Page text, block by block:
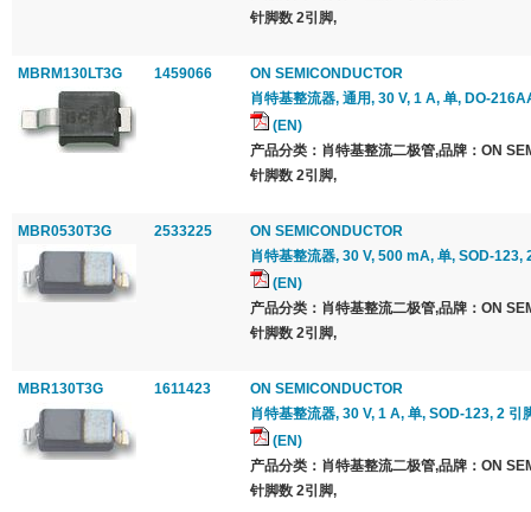
针脚数 2引脚,
MBRM130LT3G 1459066
ON SEMICONDUCTOR
肖特基整流器, 通用, 30 V, 1 A, 单, DO-
(EN)
产品分类：肖特基整流二极管,品牌：ON
针脚数 2引脚,
MBR0530T3G 2533225
ON SEMICONDUCTOR
肖特基整流器, 30 V, 500 mA, 单, SOD-123,
(EN)
产品分类：肖特基整流二极管,品牌：ON
针脚数 2引脚,
MBR130T3G 1611423
ON SEMICONDUCTOR
肖特基整流器, 30 V, 1 A, 单, SOD-123, 2 引
(EN)
产品分类：肖特基整流二极管,品牌：ON
针脚数 2引脚,